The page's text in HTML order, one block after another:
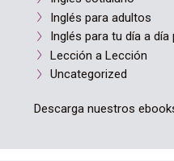
Inglés para adultos
Inglés para tu día a
Lección a Lección
Uncategorized
Descarga nuestros